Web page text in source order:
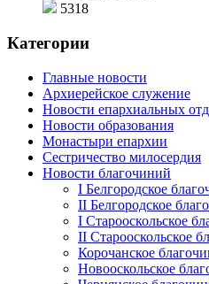
5318
Категории
Главные новости
Архиерейское служение
Новости епархиальных
Новости образования
Монастыри епархии
Сестричество милосердия
Новости благочиний
I Белгородское
II Белгородское
I Старооскольское
II Старооскольское
Корочанское
Новооскольское